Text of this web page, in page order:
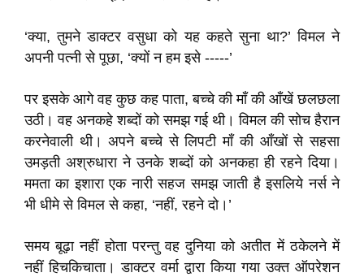
‘क्या, तुमने डाक्टर वसुधा को यह कहते सुना था?’ विमल ने
अपनी पत्नी से पूछा, ‘क्यों न हम इसे -----’
पर इसके आगे वह कुछ कह पाता, बच्चे की माँ की आँखें छलछला
उठी। वह अनकहे शब्दों को समझ गई थी। विमल की सोच हैरान
करनेवाली थी। अपने बच्चे से लिपटी माँ की आँखों से सहसा
उमड़ती अश्रुधारा ने उनके शब्दों को अनकहा ही रहने दिया।
ममता का इशारा एक नारी सहज समझ जाती है इसलिये नर्स ने
भी धीमे से विमल से कहा, ‘नहीं, रहने दो।’
समय बूढ़ा नहीं होता परन्तु वह दुनिया को अतीत में ठकेलने में
नहीं हिचकिचाता। डाक्टर वर्मा द्वारा किया गया उक्त ऑपरेशन